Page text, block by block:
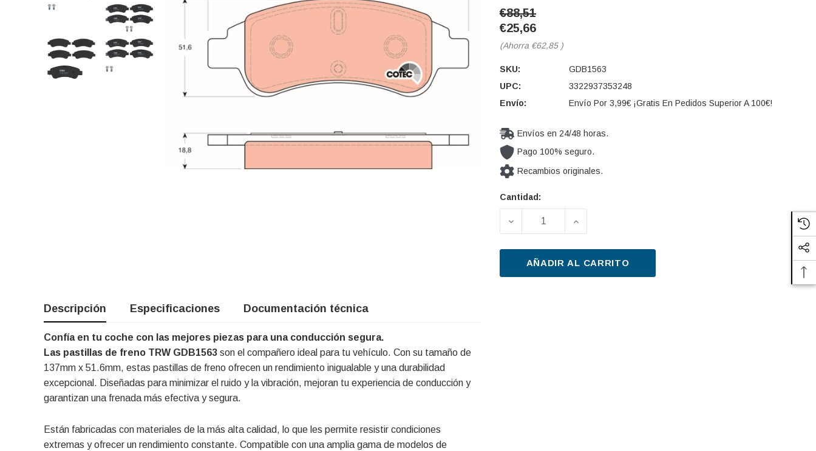
€88,51
€25,66
(Ahorra €62,85 )
SKU:
GDB1563
UPC:
3322937353248
Envío:
Envío Por 3,99€ ¡Gratis En Pedidos Superior A 100€!
Envíos en 24/48 horas.
Pago 100% seguro.
Recambios originales.
Cantidad
Cantidad:
DISMINUIR LA CANTIDAD DE JUEGO DE PASTILLAS DE FRENO
AUMENTAR LA CANTIDAD DE JUEGO DE
AÑADIR AL CARRITO
Descripción Especificaciones Documentación técnica
Confía en tu coche con las mejores piezas para una conducción segura.
Las pastillas de freno TRW GDB1563 son el compañero ideal para tu vehículo. Con su tamaño de
137mm x 51.6mm, estas pastillas de freno ofrecen un rendimiento inigualable y una durabilidad
excepcional. Diseñadas para minimizar el ruido y la vibración, mejoran tu experiencia de conducción y
garantizan una frenada más efectiva y segura.
Están fabricadas con materiales de la más alta calidad, lo que les permite resistir condiciones
extremas y ofrecer un rendimiento constante. Compatible con una amplia gama de modelos de